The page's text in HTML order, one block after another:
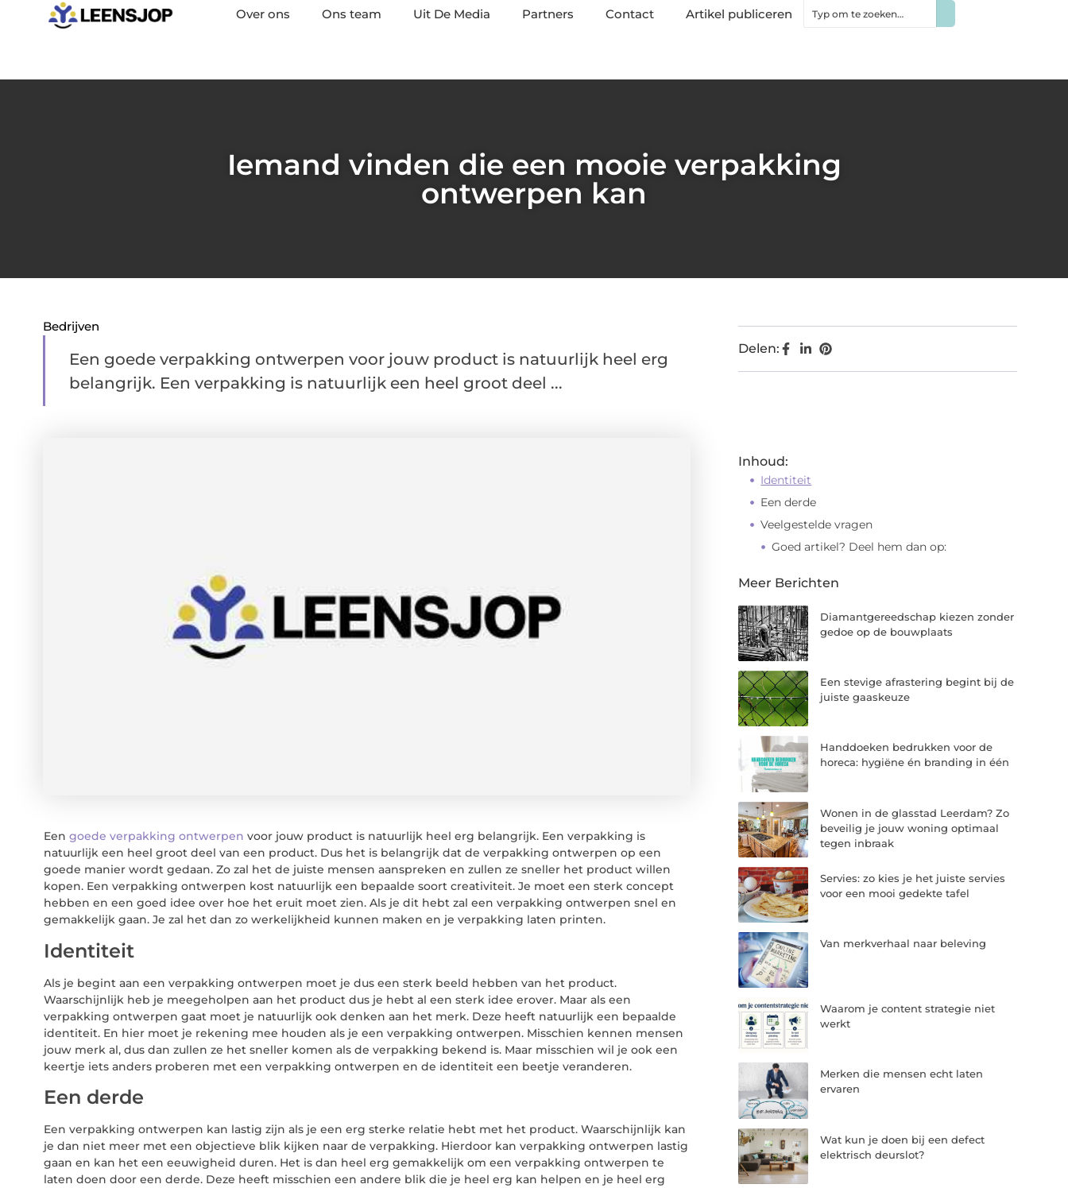
Over ons Ons team Uit De Media Partners Contact Artikel publiceren
Iemand vinden die een mooie verpakking
ontwerpen kan
Bedrijven
Een goede verpakking ontwerpen voor jouw product is natuurlijk heel erg
belangrijk. Een verpakking is natuurlijk een heel groot deel ...
Een goede verpakking ontwerpen voor jouw product is natuurlijk heel erg belangrijk. Een verpakking is
natuurlijk een heel groot deel van een product. Dus het is belangrijk dat de verpakking ontwerpen op een
goede manier wordt gedaan. Zo zal het de juiste mensen aanspreken en zullen ze sneller het product willen
kopen. Een verpakking ontwerpen kost natuurlijk een bepaalde soort creativiteit. Je moet een sterk concept
hebben en een goed idee over hoe het eruit moet zien. Als je dit hebt zal een verpakking ontwerpen snel en
gemakkelijk gaan. Je zal het dan zo werkelijkheid kunnen maken en je verpakking laten printen.
Identiteit
Als je begint aan een verpakking ontwerpen moet je dus een sterk beeld hebben van het product.
Waarschijnlijk heb je meegeholpen aan het product dus je hebt al een sterk idee erover. Maar als een
verpakking ontwerpen gaat moet je natuurlijk ook denken aan het merk. Deze heeft natuurlijk een bepaalde
identiteit. En hier moet je rekening mee houden als je een verpakking ontwerpen. Misschien kennen mensen
jouw merk al, dus dan zullen ze het sneller komen als de verpakking bekend is. Maar misschien wil je ook een
keertje iets anders proberen met een verpakking ontwerpen en de identiteit een beetje veranderen.
Een derde
Een verpakking ontwerpen kan lastig zijn als je een erg sterke relatie hebt met het product. Waarschijnlijk kan
je dan niet meer met een objectieve blik kijken naar de verpakking. Hierdoor kan verpakking ontwerpen lastig
gaan en kan het een eeuwigheid duren. Het is dan heel erg gemakkelijk om een verpakking ontwerpen te
laten doen door een derde. Deze heeft misschien een andere blik die je heel erg kan helpen en je heel erg
Delen:
Inhoud:
Identiteit
Een derde
Veelgestelde vragen
Goed artikel? Deel hem dan op:
Meer Berichten
Diamantgereedschap kiezen zonder
gedoe op de bouwplaats
Een stevige afrastering begint bij de
juiste gaaskeuze
Handdoeken bedrukken voor de
horeca: hygiëne én branding in één
Wonen in de glasstad Leerdam? Zo
beveilig je jouw woning optimaal
tegen inbraak
Servies: zo kies je het juiste servies
voor een mooi gedekte tafel
Van merkverhaal naar beleving
Waarom je content strategie niet
werkt
Merken die mensen echt laten
ervaren
Wat kun je doen bij een defect
elektrisch deurslot?